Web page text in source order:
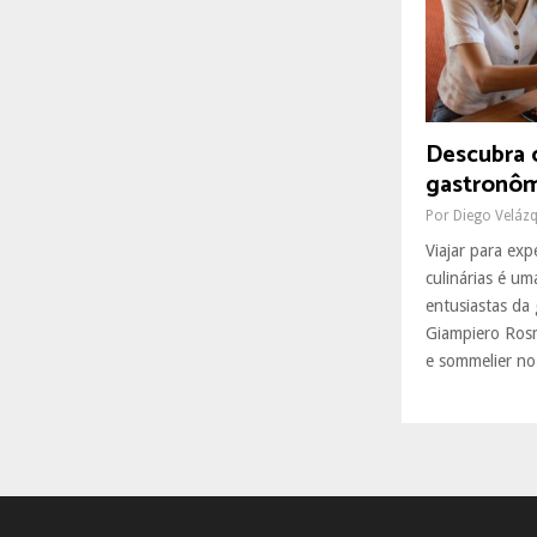
Por Diego
Viajar para
culinárias é
entusiastas da
Giampiero
e sommelier